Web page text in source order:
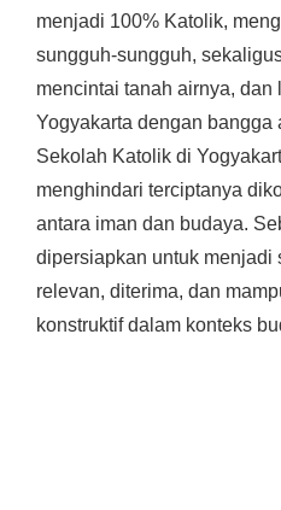
menjadi 100% Katolik,
sungguh-sungguh,
mencintai tanah airnya,
Yogyakarta dengan bangga
Sekolah Katolik di
menghindari terciptanya
antara iman dan budaya.
dipersiapkan untuk menjadi
relevan, diterima, dan
konstruktif dalam konteks